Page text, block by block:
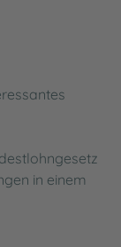
in einem